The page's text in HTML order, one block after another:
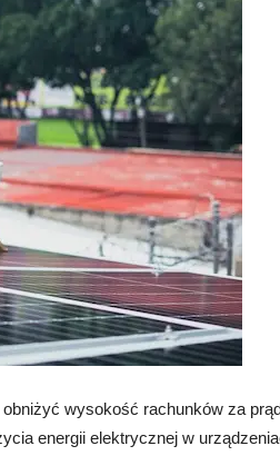
wysokość rachunków za
energii elektrycznej w